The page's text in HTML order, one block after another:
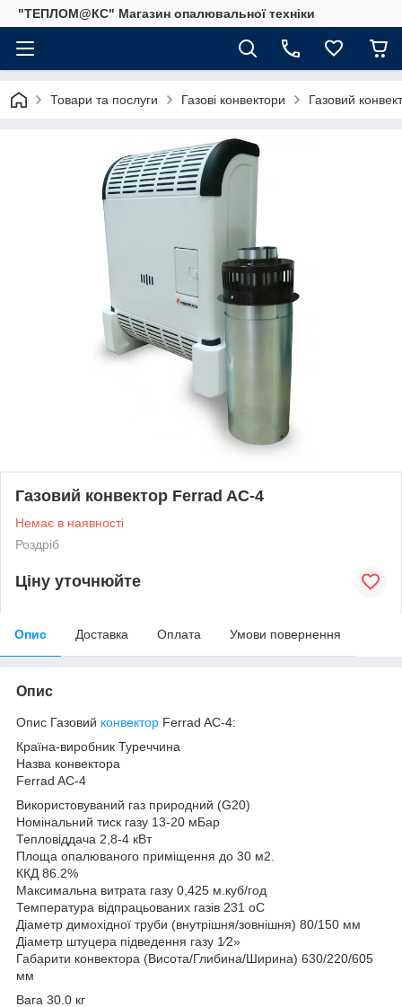
"ТЕПЛОМ@КС" Магазин опалювальної техніки
Товари та послуги Газові конвектори Газовий
Газовий конвектор Ferrad AC-4
Немає в наявності
Роздріб
Ціну уточнюйте
Опис Доставка Оплата Умови повернення
Опис
Опис Газовий конвектор Ferrad AC-4:
Країна-виробник Туреччина
Назва конвектора
Ferrad AC-4
Використовуваний газ природний (G20)
Номінальний тиск газу 13-20 мБар
Тепловіддача 2,8-4 кВт
Площа опалюваного приміщення до 30 м2.
ККД 86.2%
Максимальна витрата газу 0,425 м.куб/год
Температура відпрацьованих газів 231 oС
Діаметр димохідної труби (внутрішня/зовнішня) 80/150 мм
Діаметр штуцера підведення газу 1⁄2»
Габарити конвектора (Висота/Глибина/Ширина) 630/220/605
мм
Вага 30.0 кг